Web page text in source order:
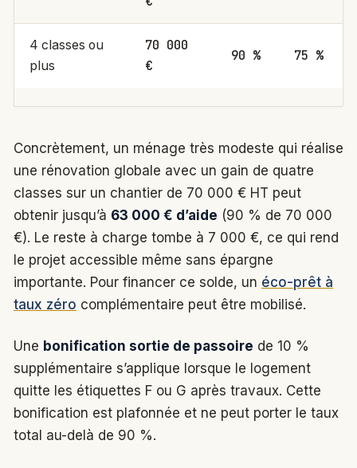
4 classes ou
plus
70 000
€
90 % 75 %
Concrètement, un ménage très modeste qui réalise
une rénovation globale avec un gain de quatre
classes sur un chantier de 70 000 € HT peut
obtenir jusqu’à 63 000 € d’aide (90 % de 70 000
€). Le reste à charge tombe à 7 000 €, ce qui rend
le projet accessible même sans épargne
importante. Pour financer ce solde, un éco-prêt à
taux zéro complémentaire peut être mobilisé.
Une bonification sortie de passoire de 10 %
supplémentaire s’applique lorsque le logement
quitte les étiquettes F ou G après travaux. Cette
bonification est plafonnée et ne peut porter le taux
total au-delà de 90 %.